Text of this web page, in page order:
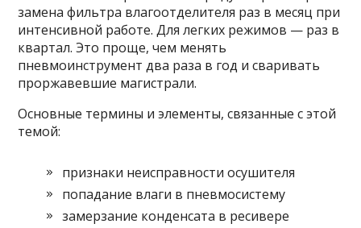
замена фильтра влагоотделителя раз в месяц при
интенсивной работе. Для легких режимов — раз в
квартал. Это проще, чем менять
пневмоинструмент два раза в год и сваривать
проржавевшие магистрали.
Основные термины и элементы, связанные с этой
темой:
признаки неисправности осушителя
попадание влаги в пневмосистему
замерзание конденсата в ресивере